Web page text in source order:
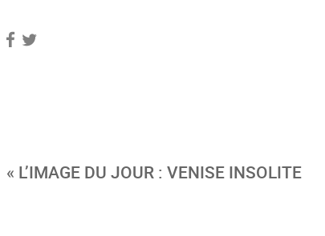
« L’IMAGE DU JOUR : VENISE INSOLITE